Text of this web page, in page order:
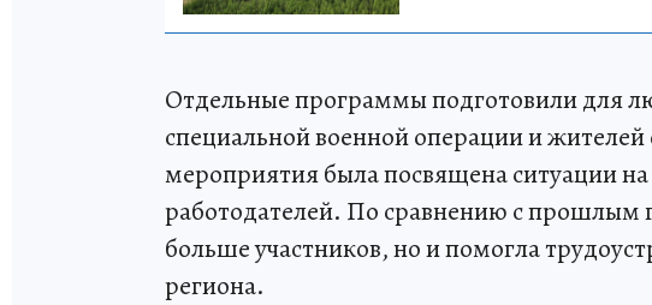
Отдельные программы подготовили для
специальной военной операции и
мероприятия была посвящена ситуации
работодателей. По сравнению с прошлым
больше участников, но и помогла
региона.